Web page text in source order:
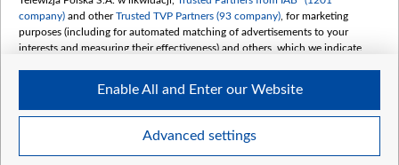
Белсат Now
Белсат History
Белсат Music
Белсат Doc
My consents
company) and otherTrusted TVP Partners (93 company) , for marketing
purposes (including for automated matching of advertisements to your
interests and measuring their effectiveness) and others, which we indicate
The purposes of processing your data by TVP S.A. w likwidacji are as
follows:
Use limited data to select advertising
Create profiles for personalised advertising
Advanced settings
Enable All and Enter our Website